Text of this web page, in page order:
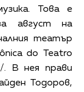
Това е
август на
театър
do Teatro
. В нея прави
Тодоров,